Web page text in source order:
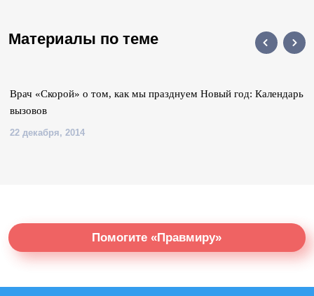
Материалы по теме
Врач «Скорой» о том, как мы празднуем Новый год: Календарь
вызовов
22 декабря, 2014
Помогите «Правмиру»